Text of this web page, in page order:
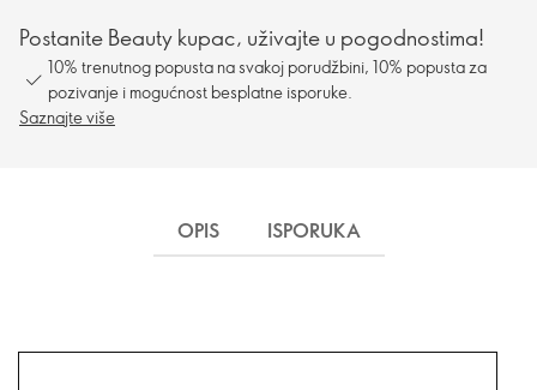
Postanite Beauty kupac, uživajte u pogodnostima!
10% trenutnog popusta na svakoj porudžbini, 10% popusta za
pozivanje i mogućnost besplatne isporuke.
Saznajte više
OPIS ISPORUKA